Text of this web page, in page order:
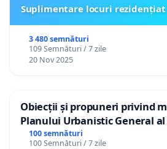
Suplimentare locuri
3 480 semnături
109 Semnături / 7 zile
20 Nov 2025
Obiecții și propuneri privind
Planului Urbanistic General
100 semnături
100 Semnături / 7 zile